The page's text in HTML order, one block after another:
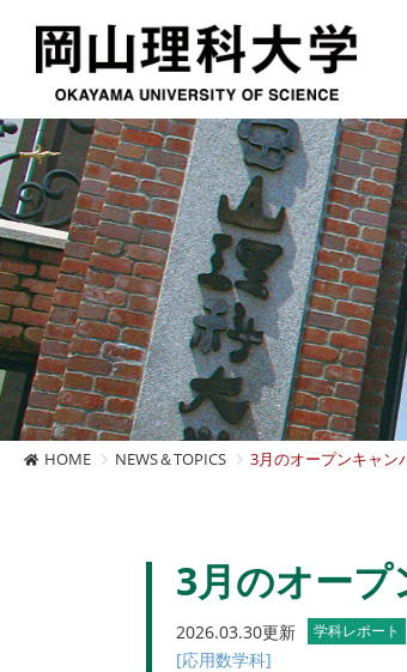
HOME NEWS＆TOPICS 3月のオープンキャン
3月のオー
2026.03.30更新 学科レポート
[応用数学科]